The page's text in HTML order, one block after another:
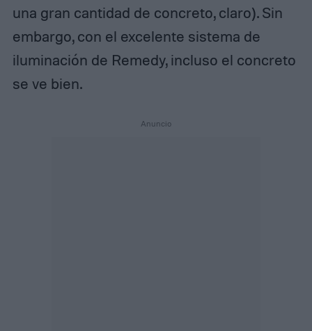
una gran cantidad de concreto, claro). Sin
embargo, con el excelente sistema de
iluminación de Remedy, incluso el concreto
se ve bien.